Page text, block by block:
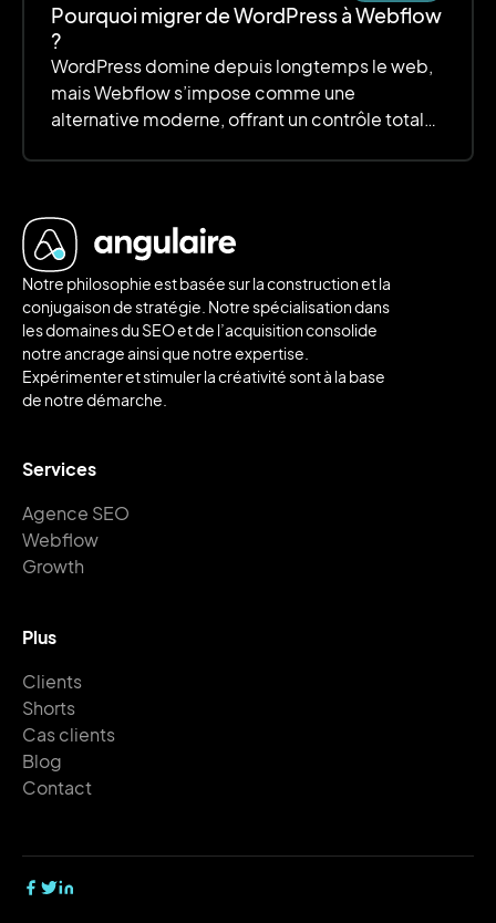
Pourquoi migrer de WordPress à Webflow
?
WordPress domine depuis longtemps le web,
mais Webflow s’impose comme une
alternative moderne, offrant un contrôle total
Notre philosophie est basée sur la construction et la
conjugaison de stratégie. Notre spécialisation dans
les domaines du SEO et de l’acquisition consolide
notre ancrage ainsi que notre expertise.
Expérimenter et stimuler la créativité sont à la base
de notre démarche.
Services
Agence SEO
Webflow
Growth
Plus
Clients
Shorts
Cas clients
Blog
Contact